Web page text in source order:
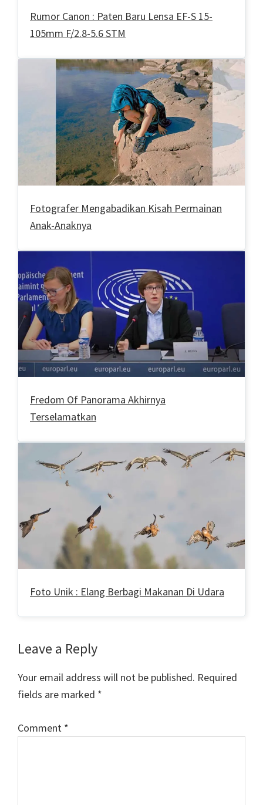
Rumor Canon : Paten Baru Lensa EF-S 15-
105mm F/2.8-5.6 STM
Fotografer Mengabadikan Kisah Permainan
Anak-Anaknya
Fredom Of Panorama Akhirnya
Terselamatkan
Foto Unik : Elang Berbagi Makanan Di Udara
Reader
Interactions
Leave a Reply
Your email address will not be published. Required
fields are marked *
Comment *